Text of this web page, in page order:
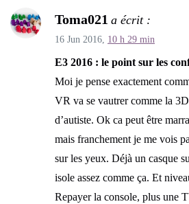
Toma021 a écrit :
16 Jun 2016, 10 h 29 min
E3 2016 : le point sur les
Moi je pense exactement
VR va se vautrer comme la
d’autiste. Ok ca peut être
mais franchement je me vois
sur les yeux. Déjà un casque
isole assez comme ça. Et
Repayer la console, plus une